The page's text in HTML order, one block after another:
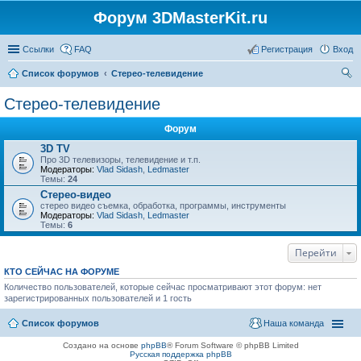
Форум 3DMasterKit.ru
Ссылки FAQ Вход
Регистрация
Список форумов
Стерео-телевидение
Стерео-телевидение
Форум
3D TV
Про 3D телевизоры, телевидение и т.п.
Модераторы: Vlad Sidash Ledmaster
Темы: 24
Стерео-видео
стерео видео съемка, обработка, программы, инструменты
Модераторы: Vlad Sidash Ledmaster
Темы: 6
Перейти
КТО СЕЙЧАС НА ФОРУМЕ
Количество пользователей, которые сейчас просматривают этот форум: нет
зарегистрированных пользователей и 1 гость
Список форумов Наша команда
Создано на основе phpBB® Forum Software © phpBB Limited
Русская поддержка phpBB